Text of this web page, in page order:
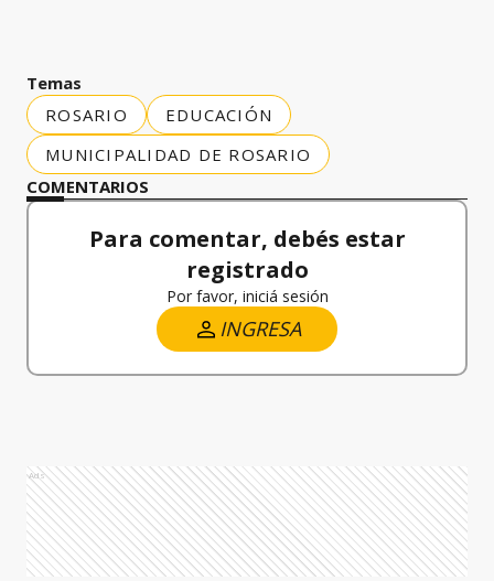
Temas
ROSARIO
EDUCACIÓN
MUNICIPALIDAD DE ROSARIO
COMENTARIOS
Para comentar, debés estar
registrado
Por favor, iniciá sesión
INGRESA
Ads